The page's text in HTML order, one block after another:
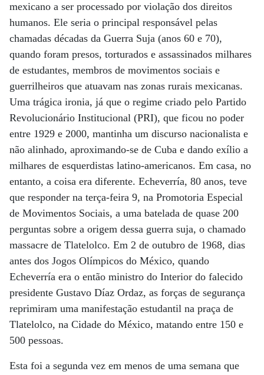
mexicano a ser processado por violação dos direitos
humanos. Ele seria o principal responsável pelas
chamadas décadas da Guerra Suja (anos 60 e 70),
quando foram presos, torturados e assassinados milhares
de estudantes, membros de movimentos sociais e
guerrilheiros que atuavam nas zonas rurais mexicanas.
Uma trágica ironia, já que o regime criado pelo Partido
Revolucionário Institucional (PRI), que ficou no poder
entre 1929 e 2000, mantinha um discurso nacionalista e
não alinhado, aproximando-se de Cuba e dando exílio a
milhares de esquerdistas latino-americanos. Em casa, no
entanto, a coisa era diferente. Echeverría, 80 anos, teve
que responder na terça-feira 9, na Promotoria Especial
de Movimentos Sociais, a uma batelada de quase 200
perguntas sobre a origem dessa guerra suja, o chamado
massacre de Tlatelolco. Em 2 de outubro de 1968, dias
antes dos Jogos Olímpicos do México, quando
Echeverría era o então ministro do Interior do falecido
presidente Gustavo Díaz Ordaz, as forças de segurança
reprimiram uma manifestação estudantil na praça de
Tlatelolco, na Cidade do México, matando entre 150 e
500 pessoas.
Esta foi a segunda vez em menos de uma semana que